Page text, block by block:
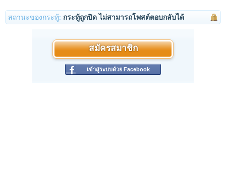
สถานะของกระทู้: กระทู้ถูกปิด ไม่สามารถโพสต์ตอบกลับได้
สมัครสมาชิก
เข้าสู่ระบบด้วย Facebook